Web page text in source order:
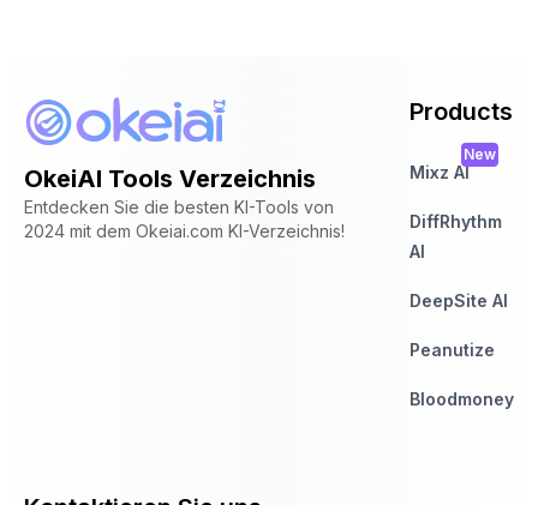
OkeiAI Tools Verzeichnis
Entdecken Sie die besten KI-Tools von
2024 mit dem Okeiai.com KI-Verzeichnis!
Products
Mixz AI
New
DiffRhythm
AI
DeepSite AI
Peanutize
Bloodmoney